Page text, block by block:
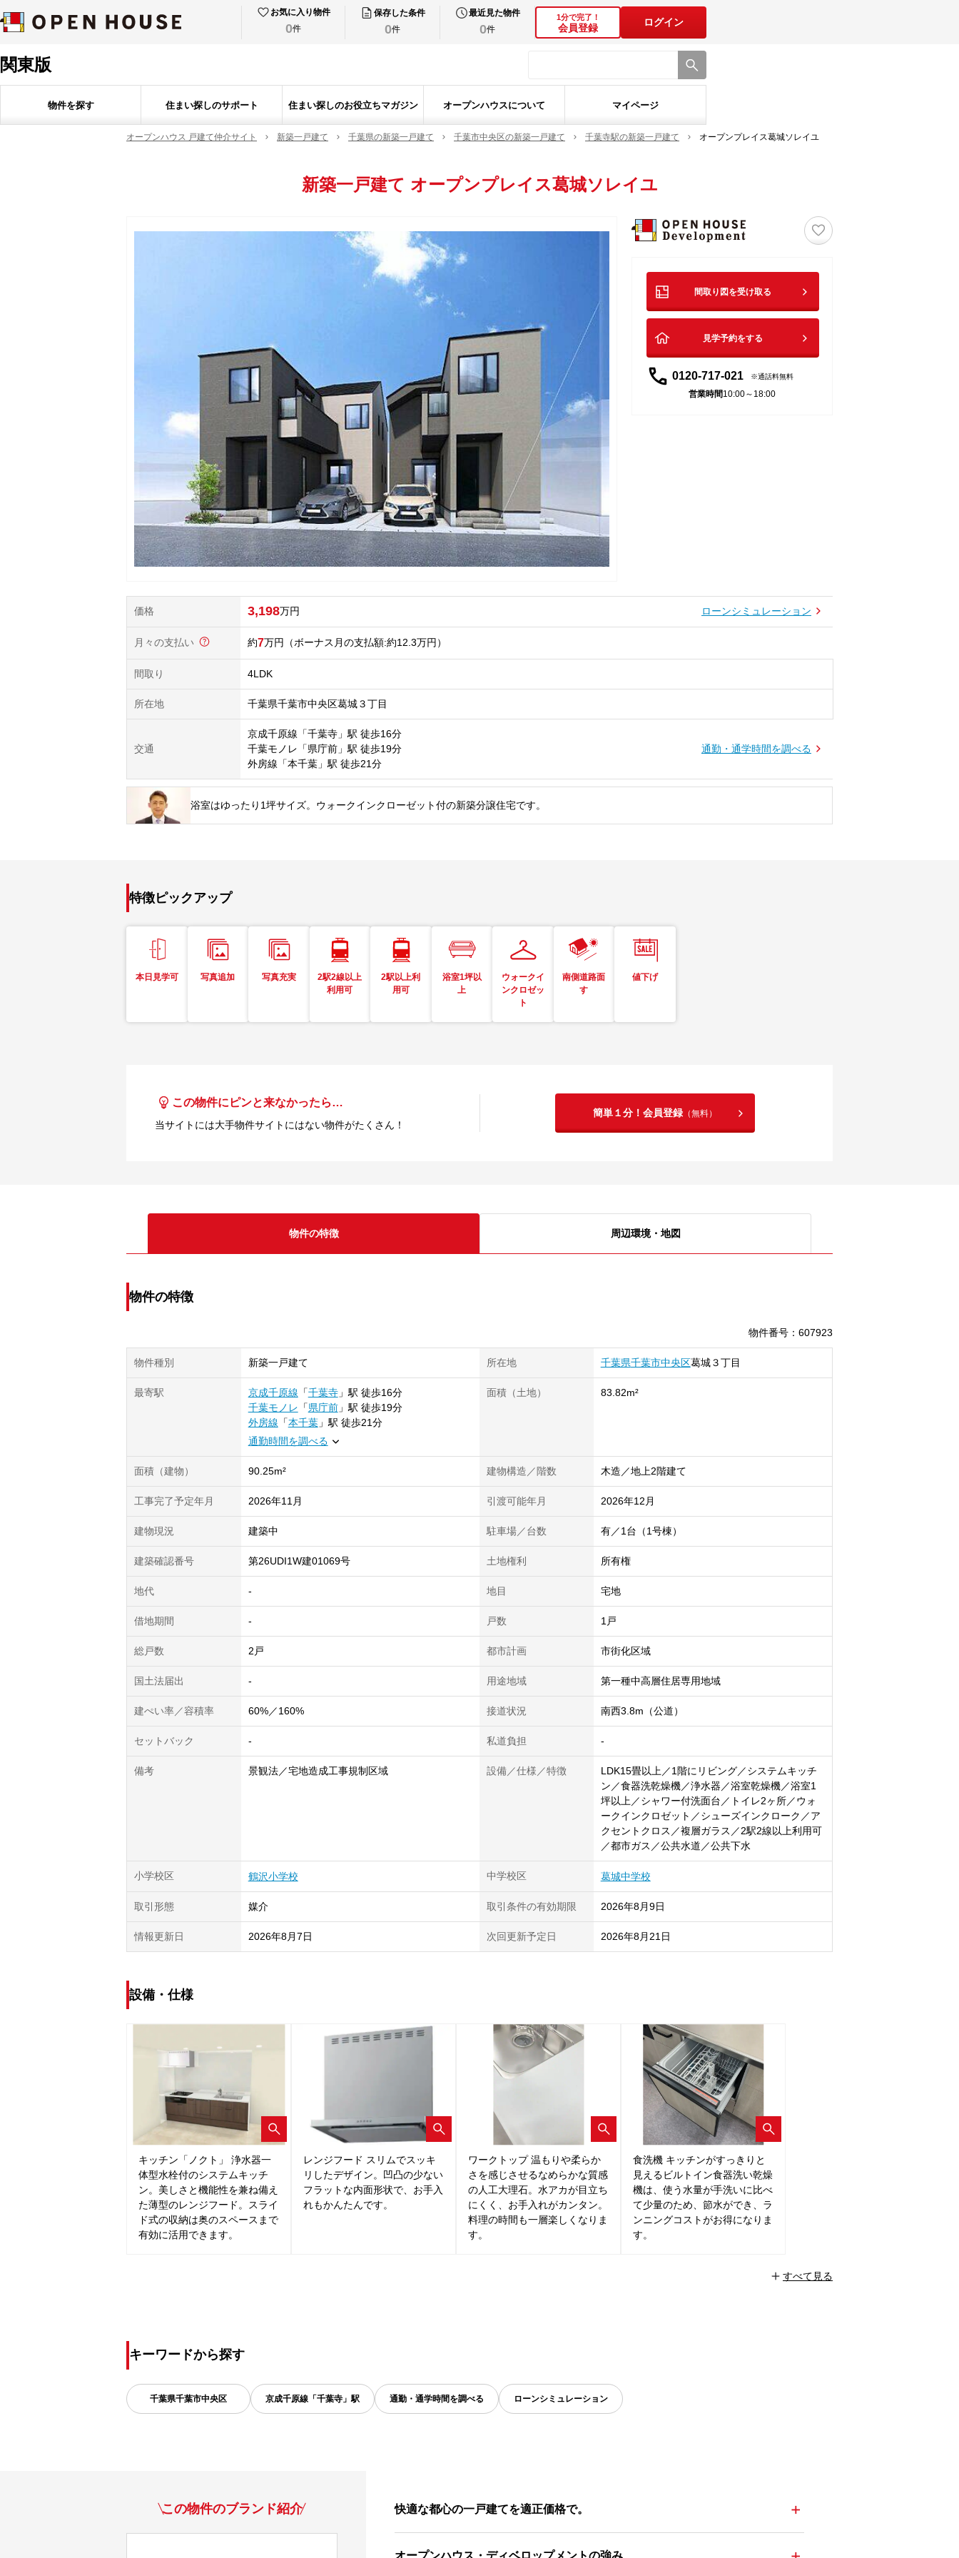
お気に入り物件
0件
保存した条件
0件
最近見た物件
0件
1分で完了！
会員登録
ログイン
関東版
物件を探す 住まい探しのサポート 住まい探しのお役立ちマガジン オープンハウスについて マイページ
オープンハウス 戸建て仲介サイト 新築一戸建て 千葉県の新築一戸建て 千葉市中央区の新築一戸建て 千葉寺駅の新築一戸建て オープンプレイス葛城ソレイユ
新築一戸建て オープンプレイス葛城ソレイユ
♡
間取り図を受け取る
見学予約をする
0120-717-021 通話料無料
営業時間10:00～18:00
価格 3,198万円 ローンシミュレーション
月々の支払い 7万円 （ボーナス月の支払額:約12.3万円 ）
間取り 4LDK
所在地 千葉県千葉市中央区葛城３丁目
交通
京成千原線「千葉寺」駅 徒歩16分
千葉モノレ「県庁前」駅 徒歩19分
外房線「本千葉」駅 徒歩21分
通勤・通学時間を調べる
浴室はゆったり1坪サイズ。ウォークインクローゼット付の新築分譲住宅です。
特徴ピックアップ
本日見学可 写真追加 写真充実
2駅2線以上
利用可
2駅以上利
用可
浴室1坪以
上
ウォークイ
ンクロゼッ
ト
南側道路面
す
値下げ
この物件にピンと来なかったら…
当サイトには大手物件サイトにはない物件がたくさん！
簡単１分！会員登録 （無料）
物件の特徴 周辺環境・地図
物件の特徴
物件番号 ： 607923
物件種別 新築一戸建て 所在地 千葉県千葉市中央区葛城３丁目
最寄駅 京成千原線 「千葉寺」駅 徒歩16分
千葉モノレ 「県庁前」駅 徒歩19分
外房線 「本千葉」駅 徒歩21分
通勤時間を調べる
面積（土地） 83.82m²
面積（建物） 90.25m² 建物構造／階数 木造／地上2階建て
工事完了予定年月 2026年11月 引渡可能年月 2026年12月
建物現況 建築中 駐車場／台数 有／1台（1号棟）
建築確認番号 第26UDI1W建01069号 土地権利 所有権
地代 - 地目 宅地
借地期間 - 戸数 1戸
総戸数 2戸 都市計画 市街化区域
国土法届出 - 用途地域 第一種中高層住居専用地域
建ぺい率／容積率 60%／160% 接道状況 南西3.8m（公道）
セットバック - 私道負担 -
備考 景観法／宅地造成工事規制区域 設備／仕様／特徴
LDK15畳以上／1階にリビング／システムキッチ
ン／食器洗乾燥機／浄水器／浴室乾燥機／浴室1
坪以上／シャワー付洗面台／トイレ2ヶ所／ウォ
ークインクロゼット／シューズインクローク／ア
クセントクロス／複層ガラス／2駅2線以上利用可
／都市ガス／公共水道／公共下水
小学校区 鶴沢小学校 中学校区 葛城中学校
取引形態 媒介 取引条件の有効期限 2026年8月9日
情報更新日 2026年8月7日 次回更新予定日 2026年8月21日
設備・仕様
キッチン「ノクト」 浄水器一
体型水栓付のシステムキッチ
ン。美しさと機能性を兼ね備え
た薄型のレンジフード。スライ
ド式の収納は奥のスペースまで
有効に活用できます。
レンジフード スリムでスッキ
リしたデザイン。凹凸の少ない
フラットな内面形状で、お手入
れもかんたんです。
ワークトップ 温もりや柔らか
さを感じさせるなめらかな質感
の人工大理石。水アカが目立ち
にくく、お手入れがカンタン。
料理の時間も一層楽しくなりま
す。
食洗機 キッチンがすっきりと
見えるビルトイン食器洗い乾燥
機は、使う水量が手洗いに比べ
て少量のため、節水ができ、ラ
ンニングコストがお得になりま
す。
+ すべて見る
キーワードから探す
千葉県千葉市中央区 京成千原線「千葉寺」駅 通勤・通学時間を調べる ローンシミュレーション
この物件のブランド紹介 快適な都心の一戸建てを適正価格で。 +
オープンハウス・ディベロップメントの強み +